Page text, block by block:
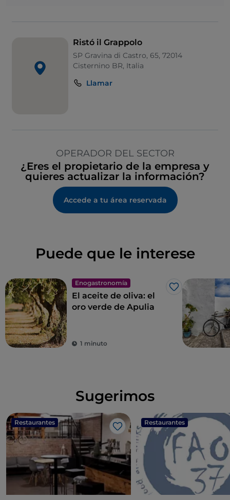
Ristó il Grappolo
SP Gravina di Castro, 65, 72014
Cisternino BR, Italia
Llamar
OPERADOR DEL SECTOR
¿Eres el propietario de la empresa y
quieres actualizar la información?
Accede a tu área reservada
Puede que le interese
Enogastronomía
Me gusta
El aceite de oliva: el
oro verde de Apulia
1 minuto
Sugerimos
Restaurantes
Me gusta
Restaurantes